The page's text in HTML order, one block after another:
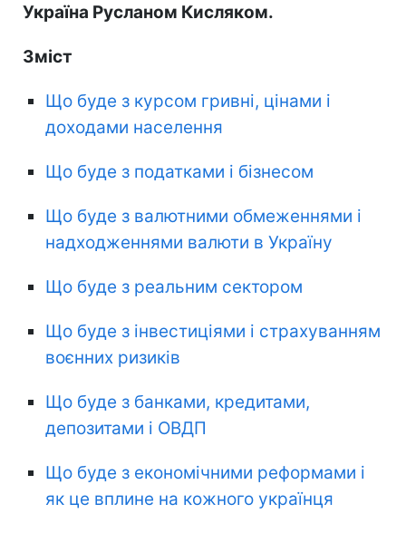
Україна Русланом Кисляком.
Зміст
Що буде з курсом гривні, цінами і
доходами населення
Що буде з податками і бізнесом
Що буде з валютними обмеженнями і
надходженнями валюти в Україну
Що буде з реальним сектором
Що буде з інвестиціями і страхуванням
воєнних ризиків
Що буде з банками, кредитами,
депозитами і ОВДП
Що буде з економічними реформами і
як це вплине на кожного українця